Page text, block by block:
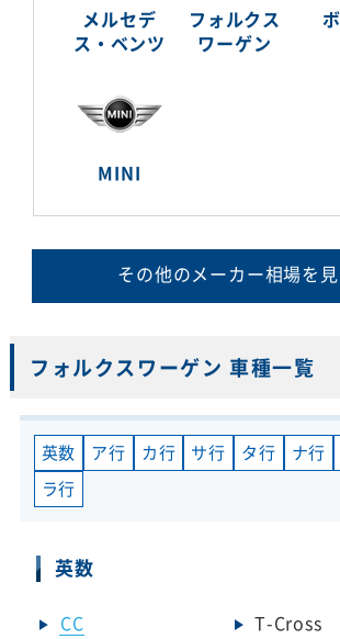
メルセデ
ス・ベンツ
フォルクス
ワーゲン
MINI
その他のメーカー相場を
フォルクスワーゲン 車種一覧
英数 ア行 カ行 サ行 タ行 ナ行
ラ行
英数
CC
T-Cross